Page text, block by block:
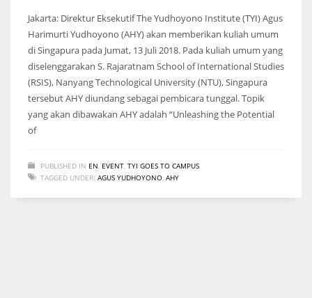
Jakarta: Direktur Eksekutif The Yudhoyono Institute (TYI) Agus
Harimurti Yudhoyono (AHY) akan memberikan kuliah umum
di Singapura pada Jumat, 13 Juli 2018. Pada kuliah umum yang
diselenggarakan S. Rajaratnam School of International Studies
(RSIS), Nanyang Technological University (NTU), Singapura
tersebut AHY diundang sebagai pembicara tunggal. Topik
yang akan dibawakan AHY adalah “Unleashing the Potential
of
PUBLISHED IN EN EVENT TYI GOES TO CAMPUS
TAGGED UNDER: AGUS YUDHOYONO AHY